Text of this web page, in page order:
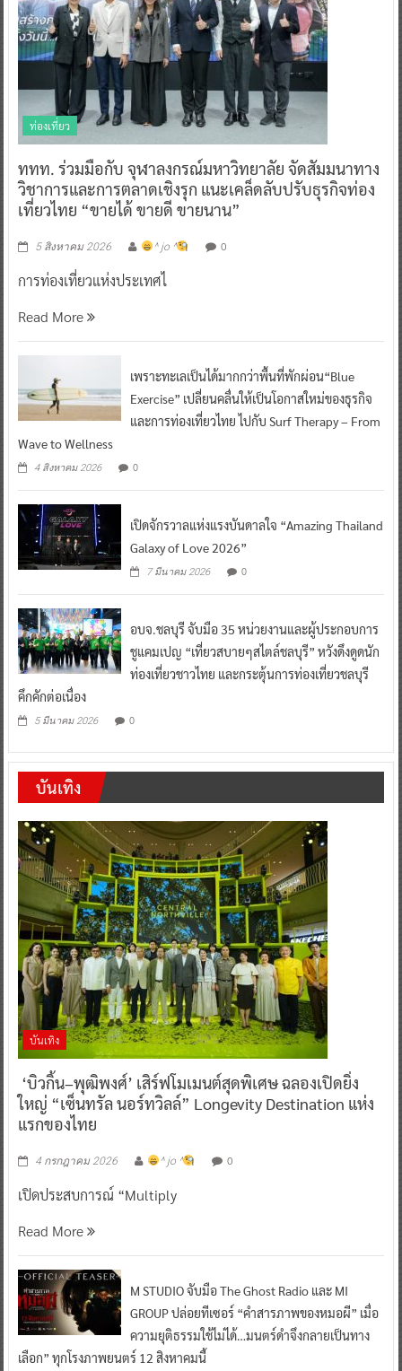
ท่องเที่ยว
ททท. ร่วมมือกับ จุฬาลงกรณ์มหาวิทยาลัย จัดสัมมนาทาง
วิชาการและการตลาดเชิงรุก แนะเคล็ดลับปรับธุรกิจท่อง
เที่ยวไทย “ขายได้ ขายดี ขายนาน”
5 สิงหาคม 2026 ^ jo ^ 0
การท่องเที่ยวแห่งประเทศไ
Read More
เพราะทะเลเป็นได้มากกว่าพื้นที่พักผ่อน“Blue
Exercise” เปลี่ยนคลื่นให้เป็นโอกาสใหม่ของธุรกิจ
และการท่องเที่ยวไทย ไปกับ Surf Therapy – From
Wave to Wellness
4 สิงหาคม 2026 0
เปิดจักรวาลแห่งแรงบันดาลใจ “Amazing Thailand
Galaxy of Love 2026”
7 มีนาคม 2026 0
อบจ.ชลบุรี จับมือ 35 หน่วยงานและผู้ประกอบการ
ชูแคมเปญ “เที่ยวสบายๆสไตล์ชลบุรี” หวังดึงดูดนัก
ท่องเที่ยวชาวไทย และกระตุ้นการท่องเที่ยวชลบุรี
คึกคักต่อเนื่อง
5 มีนาคม 2026 0
บันเทิง
บันเทิง
‘บิวกิ้น–พุฒิพงศ์’ เสิร์ฟโมเมนต์สุดพิเศษ ฉลองเปิดยิ่ง
ใหญ่ “เซ็นทรัล นอร์ทวิลล์” Longevity Destination แห่ง
แรกของไทย
4 กรกฎาคม 2026 ^ jo ^ 0
เปิดประสบการณ์ “Multiply
Read More
M STUDIO จับมือ The Ghost Radio และ MI
GROUP ปล่อยทีเซอร์ “คำสารภาพของหมอผี” เมื่อ
ความยุติธรรมใช้ไม่ได้…มนตร์ดำจึงกลายเป็นทาง
เลือก” ทุกโรงภาพยนตร์ 12 สิงหาคมนี้